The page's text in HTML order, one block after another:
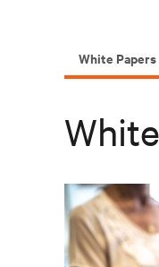
White Papers